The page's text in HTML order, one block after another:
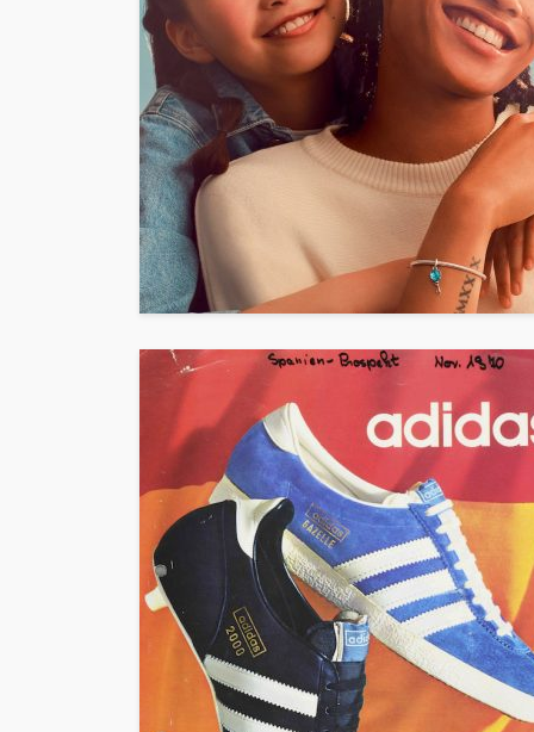
ENTERTAINMENT
“Harry Potter y la
filosofal” vuelve a
grande para
años
Andrea Essus 1 día ago